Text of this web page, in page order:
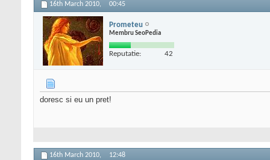
16th March 2010, 00:45
Prometeu
Membru SeoPedia
Reputatie: 42
doresc si eu un pret!
16th March 2010, 12:48